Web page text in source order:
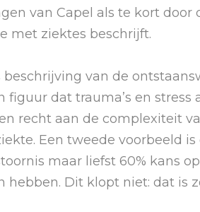
van Capel als te kort door
met ziektes beschrijft.
beschrijving van de
dat trauma’s en stress
recht aan de complexiteit
Een tweede voorbeeld
maar liefst 60% kans
Dit klopt niet: dat is